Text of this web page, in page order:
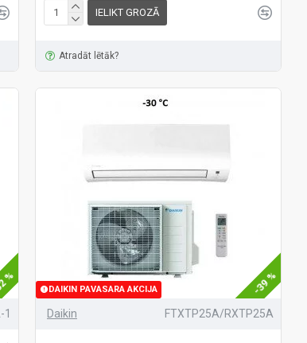
IELIKT GROZĀ
Atradāt lētāk?
%
1
DAIKIN PAVASARA AKCIJA -39 %
Daikin FTXTP25A/RXTP25A